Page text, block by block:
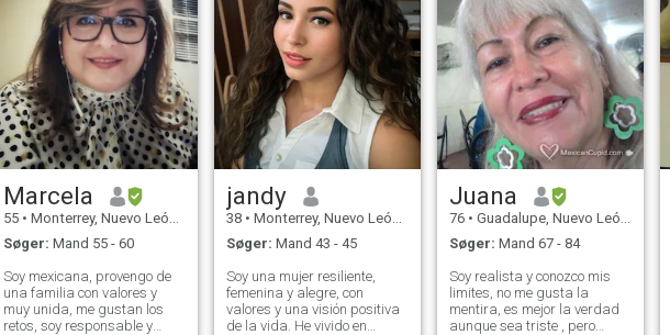
Marcela
55 • Monterrey, Nuevo León, Mexico
Søger: Mand 55 - 60
Soy mexicana, provengo de
una familia con valores y
muy unida, me gustan los
retos, soy responsable y
jandy
38 • Monterrey, Nuevo León, Mexico
Søger: Mand 43 - 45
Soy una mujer resiliente,
femenina y alegre, con
valores y una visión positiva
de la vida. He vivido en
Juana
76 • Guadalupe, Nuevo León, Mexico
Søger: Mand 67 - 84
Soy realista y conozco mis
limites, no me gusta la
mentira, es mejor la verdad
aunque sea triste , pero